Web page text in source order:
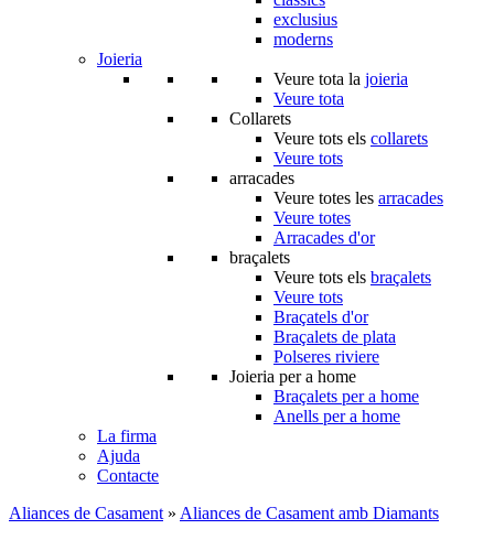
exclusius
moderns
Joieria
Veure tota la joieria
Veure tota
Collarets
Veure tots els collarets
Veure tots
arracades
Veure totes les arracades
Veure totes
Arracades d'or
braçalets
Veure tots els braçalets
Veure tots
Braçatels d'or
Braçalets de plata
Polseres riviere
Joieria per a home
Braçalets per a home
Anells per a home
La firma
Ajuda
Contacte
Aliances de Casament » Aliances de Casament amb Diamants